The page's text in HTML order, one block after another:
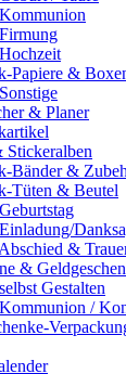
Papiere &
& Planer
Stickeralben
Bänder &
Tüten & Beutel
&
&
Gestalten
/